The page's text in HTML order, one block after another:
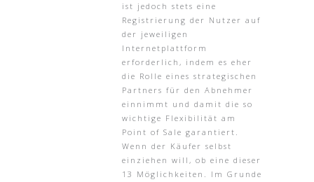
ist jedoch stets eine
Registrierung der Nutzer auf
der jeweiligen
Internetplattform
erforderlich, indem es eher
die Rolle eines strategischen
Partners für den Abnehmer
einnimmt und damit die so
wichtige Flexibilität am
Point of Sale garantiert.
Wenn der Käufer selbst
einziehen will, ob eine dieser
13 Möglichkeiten. Im Grunde